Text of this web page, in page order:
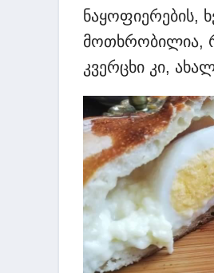
ნაყოფიერების,
მოთხრობილია,
კვერცხი კი,